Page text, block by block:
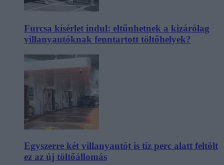
Furcsa kísérlet indul: eltűnhetnek a kizárólag
villanyautóknak fenntartott töltőhelyek?
Egyszerre két villanyautót is tíz perc alatt feltölt
ez az új töltőállomás